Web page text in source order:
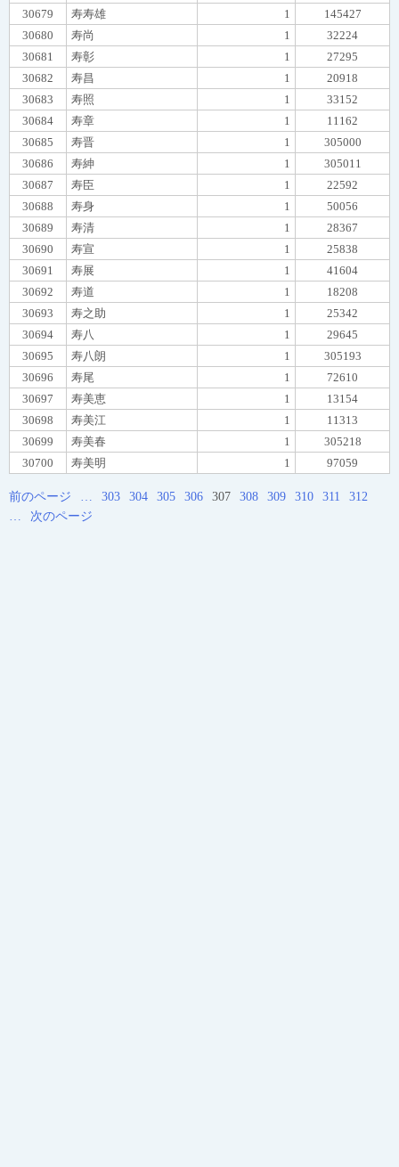
30679
寿寿雄 1
145427
30680
寿尚 1
32224
30681
寿彰 1
27295
30682
寿昌 1
20918
30683
寿照 1
33152
30684
寿章 1
11162
30685
寿晋 1
305000
30686
寿紳 1
305011
30687
寿臣 1
22592
30688
寿身 1
50056
30689
寿清 1
28367
30690
寿宣 1
25838
30691
寿展 1
41604
30692
寿道 1
18208
30693
寿之助 1
25342
30694
寿八 1
29645
30695
寿八朗 1
305193
30696
寿尾 1
72610
30697
寿美恵 1
13154
30698
寿美江 1
11313
30699
寿美春 1
305218
30700
寿美明 1 97059
前のページ … 303 304 305 306 307 308 309 310 311
312
…
次のページ